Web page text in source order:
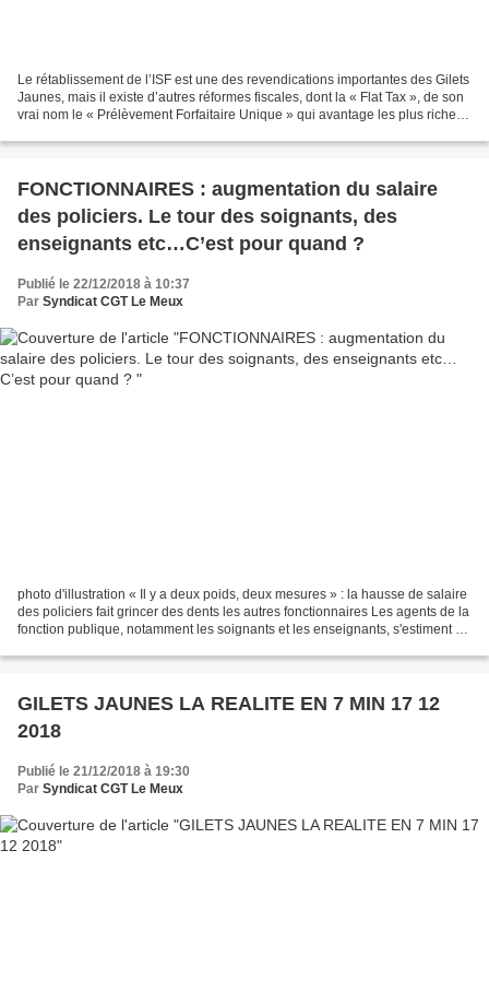
Le rétablissement de l’ISF est une des revendications importantes des Gilets
Jaunes, mais il existe d’autres réformes fiscales, dont la « Flat Tax », de son
vrai nom le « Prélèvement Forfaitaire Unique » qui avantage les plus riches
FONCTIONNAIRES : augmentation du salaire
des policiers. Le tour des soignants, des
enseignants etc…C’est pour quand ?
Publié le 22/12/2018 à 10:37
Par Syndicat CGT Le Meux
photo d'illustration « Il y a deux poids, deux mesures » : la hausse de salaire
des policiers fait grincer des dents les autres fonctionnaires Les agents de la
fonction publique, notamment les soignants et les enseignants, s'estiment «
GILETS JAUNES LA REALITE EN 7 MIN 17 12
2018
Publié le 21/12/2018 à 19:30
Par Syndicat CGT Le Meux